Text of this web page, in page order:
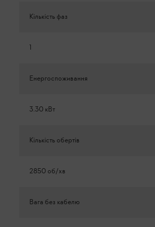
Кількість фаз
1
Енергоспоживання
3.30 кВт
Кількість обертів
2850 об/хв
Вага без кабелю